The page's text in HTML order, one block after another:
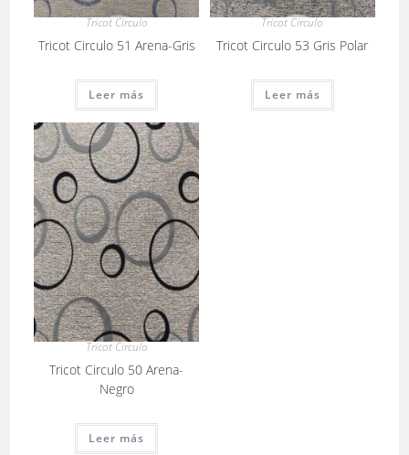
Tricot Circulo
Tricot Circulo 51 Arena-Gris
Leer más
Tricot Circulo
Tricot Circulo 53 Gris Polar
Leer más
Tricot Circulo
Tricot Circulo 50 Arena-
Negro
Leer más